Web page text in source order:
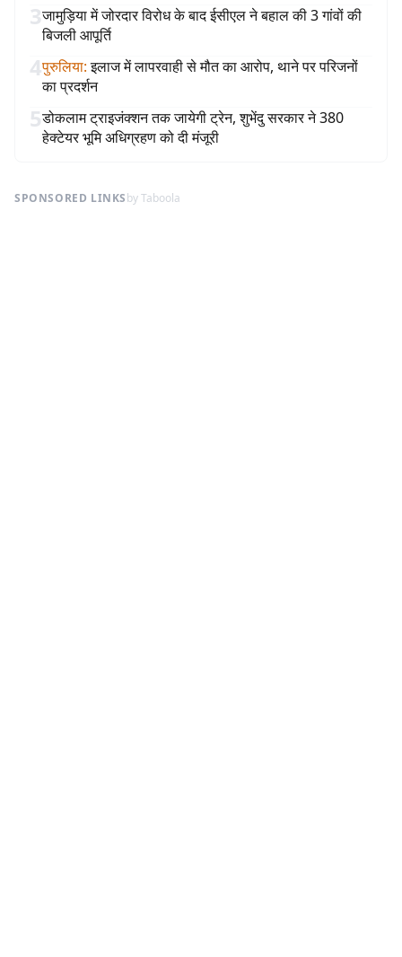
3जामुड़िया में जोरदार विरोध के बाद ईसीएल ने बहाल की 3 गांवों की
बिजली आपूर्ति
4पुरुलिया: इलाज में लापरवाही से मौत का आरोप, थाने पर परिजनों
का प्रदर्शन
5डोकलाम ट्राइजंक्शन तक जायेगी ट्रेन, शुभेंदु सरकार ने 380
हेक्टेयर भूमि अधिग्रहण को दी मंजूरी
SPONSORED LINKSby Taboola